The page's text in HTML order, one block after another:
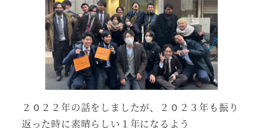
２０２２年の話をしましたが、２０２３年も振り
返った時に素晴らしい１年になるよう